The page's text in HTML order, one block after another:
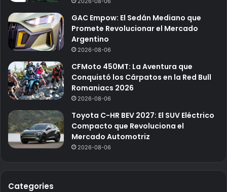
GAC Empow: El Sedán Mediano que
Promete Revolucionar el Mercado
Argentino
2026-08-06
CFMoto 450MT: La Aventura que
Conquistó los Cárpatos en la Red Bull
Romaniacs 2026
2026-08-06
Toyota C-HR BEV 2027: El SUV Eléctrico
Compacto que Revoluciona el
Mercado Automotriz
2026-08-06
Categories